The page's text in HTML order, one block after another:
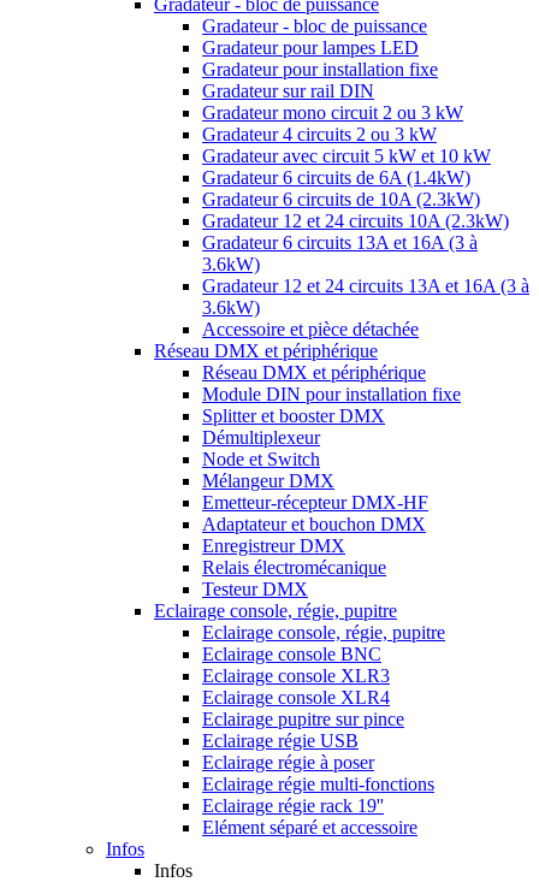
Gradateur - bloc de puissance
Gradateur - bloc de puissance
Gradateur pour lampes LED
Gradateur pour installation fixe
Gradateur sur rail DIN
Gradateur mono circuit 2 ou 3 kW
Gradateur 4 circuits 2 ou 3 kW
Gradateur avec circuit 5 kW et 10 kW
Gradateur 6 circuits de 6A (1.4kW)
Gradateur 6 circuits de 10A (2.3kW)
Gradateur 12 et 24 circuits 10A (2.3kW)
Gradateur 6 circuits 13A et 16A (3 à
3.6kW)
Gradateur 12 et 24 circuits 13A et 16A (3 à
3.6kW)
Accessoire et pièce détachée
Réseau DMX et périphérique
Réseau DMX et périphérique
Module DIN pour installation fixe
Splitter et booster DMX
Démultiplexeur
Node et Switch
Mélangeur DMX
Emetteur-récepteur DMX-HF
Adaptateur et bouchon DMX
Enregistreur DMX
Relais électromécanique
Testeur DMX
Eclairage console, régie, pupitre
Eclairage console, régie, pupitre
Eclairage console BNC
Eclairage console XLR3
Eclairage console XLR4
Eclairage pupitre sur pince
Eclairage régie USB
Eclairage régie à poser
Eclairage régie multi-fonctions
Eclairage régie rack 19''
Elément séparé et accessoire
Infos
Infos